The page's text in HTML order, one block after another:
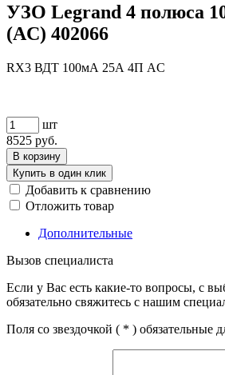
УЗО Legrand 4 полюса
(AC) 402066
RX3 ВДТ 100мА 25А 4П AC
шт
8525 руб.
В корзину
Купить в один клик
Добавить к сравнению
Отложить товар
Дополнительные
Вызов специалиста
Если у Вас есть какие-то вопросы, с
обязательно свяжитесь с нашим
Поля со звездочкой ( * ) обязательные